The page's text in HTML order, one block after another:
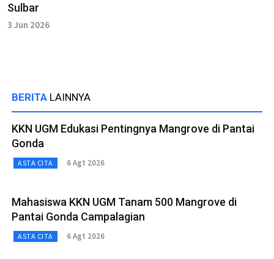
Sulbar
3 Jun 2026
BERITA LAINNYA
KKN UGM Edukasi Pentingnya Mangrove di Pantai
Gonda
ASTA CITA 6 Agt 2026
Mahasiswa KKN UGM Tanam 500 Mangrove di
Pantai Gonda Campalagian
ASTA CITA 6 Agt 2026